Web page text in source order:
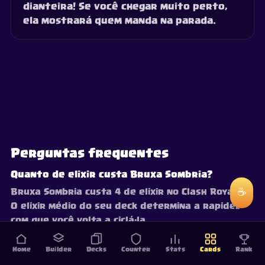
dianteira! Se você chegar muito perto,
ela mostrará quem manda na parada.
Home Builder Decks Counter Stats Cards Rank
Perguntas frequentes
Quanto de elixir custa Bruxa Sombria?
Bruxa Sombria custa 4 de elixir no Clash Royale.
O elixir médio do seu deck determina a rapidez
com que você volta a ciclá-la.
☕